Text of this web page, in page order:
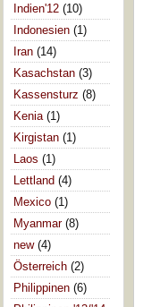
Indien'12 (10)
Indonesien (1)
Iran (14)
Kasachstan (3)
Kassensturz (8)
Kenia (1)
Kirgistan (1)
Laos (1)
Lettland (4)
Mexico (1)
Myanmar(8)
new(4)
Österreich (2)
Philippinen (6)